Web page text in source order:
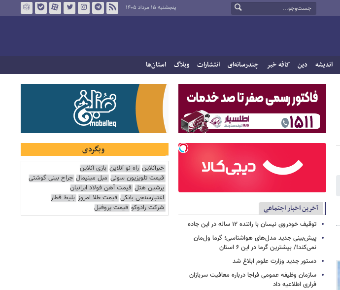
پنجشنبه ۱۵ مرداد ۱۴۰۵
اندیشه دین کافه خبر چندرسانه‌ای انتشارات وبلاگ استان‌ها
آخرین اخبار اجتماعی
توقیف خودروی نیسان با راننده ۱۲ ساله در این جاده
پیش‌بینی جدید مدل‌های هواشناسی؛ گرما ول‌مان
نمی‌کند!/ بیشترین گرما در این ۶ استان
دستور جدید وزارت علوم ابلاغ شد
سازمان وظیفه عمومی فراجا درباره معافیت سربازان
فراری اطلاعیه داد
وبگردی
خبرآنلاین راه نو آنلاین بازی آنلاین
قیمت تلویزیون سونی مبل مینیمال جراح بینی گوشتی
پرشین هتل قیمت آهن فولاد ایرانیان
اعتبارسنجی بانکی قیمت طلا امروز بلیط قطار
شرکت رادوکو قیمت پروفیل